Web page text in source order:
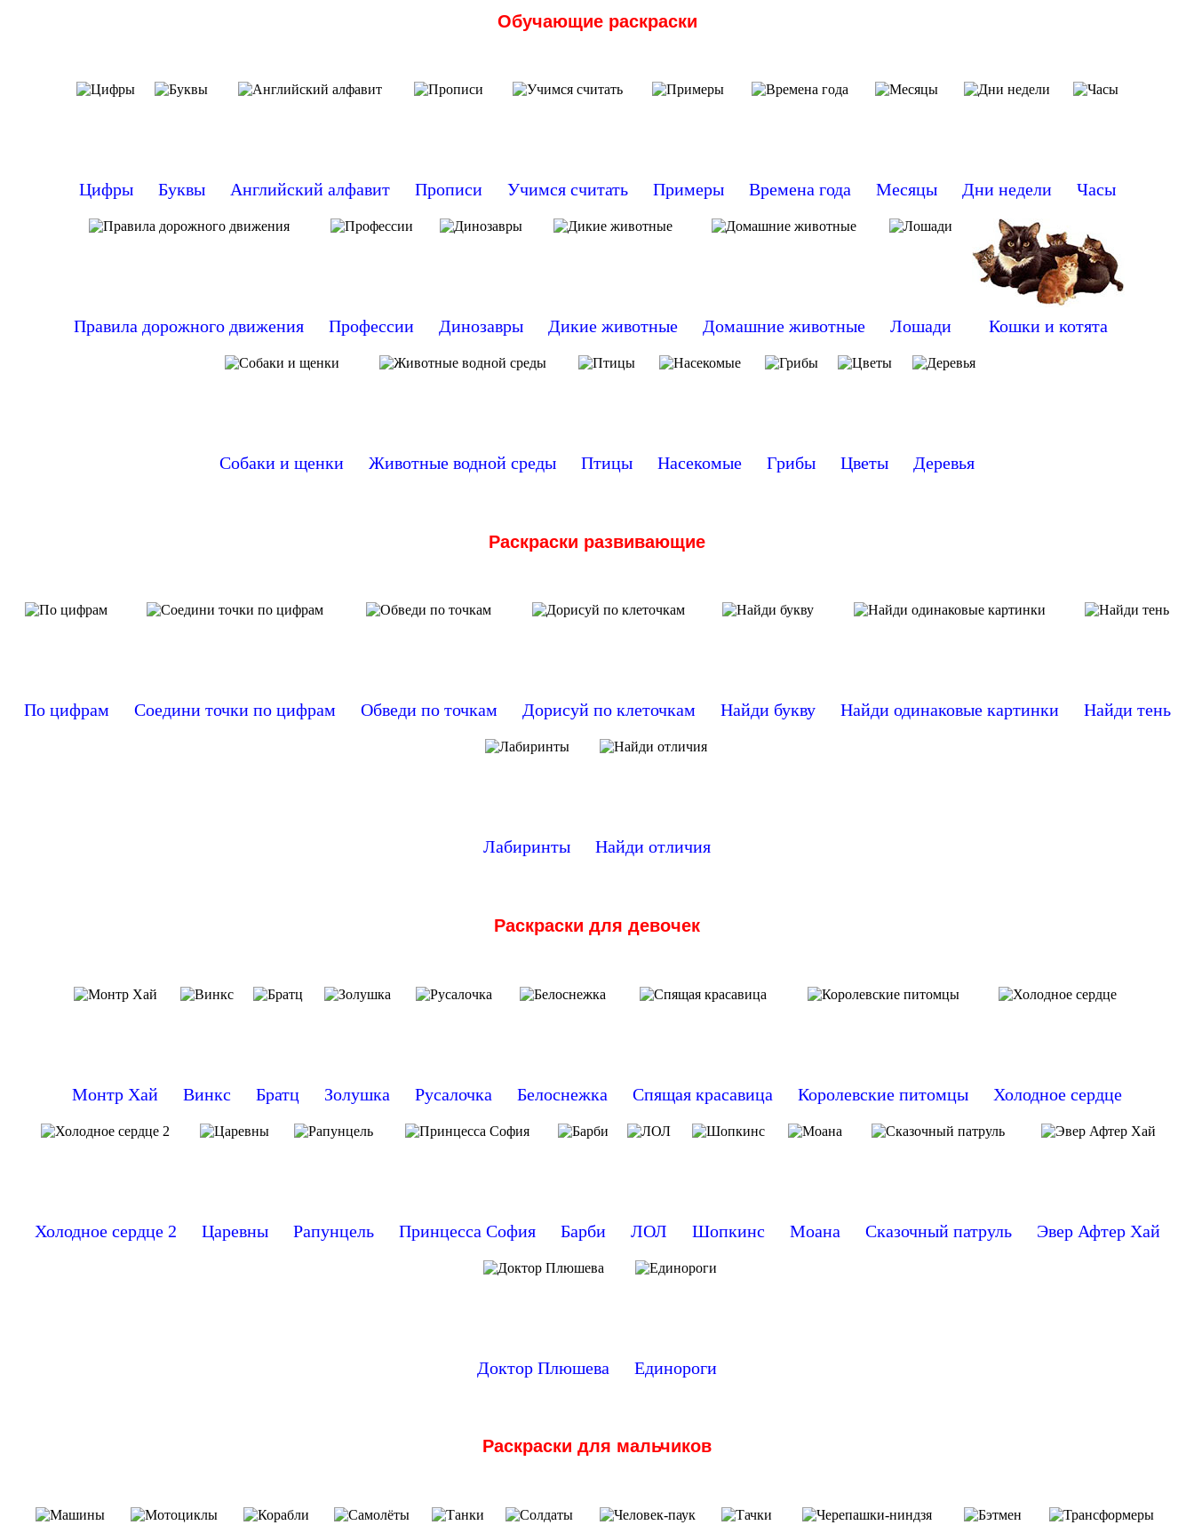
Обучающие раскраски
Цифры Буквы Английский алфавит Прописи Учимся считать Примеры Времена года Месяцы Дни недели Часы
Правила дорожного движения Профессии Динозавры Дикие животные Домашние животные Лошади Кошки и котята
Собаки и щенки Животные водной среды Птицы Насекомые Грибы Цветы Деревья
Раскраски развивающие
По цифрам Соедини точки по цифрам Обведи по точкам Дорисуй по клеточкам Найди букву Найди одинаковые картинки Найди тень
Лабиринты Найди отличия
Раскраски для девочек
Монтр Хай Винкс Братц Золушка Русалочка Белоснежка Спящая красавица Королевские питомцы Холодное сердце
Холодное сердце 2 Царевны Рапунцель Принцесса София Барби ЛОЛ Шопкинс Моана Сказочный патруль Эвер Афтер Хай
Доктор Плюшева Единороги
Раскраски для мальчиков